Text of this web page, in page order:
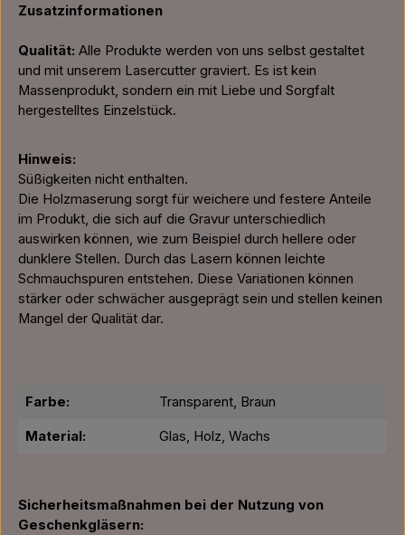
Zusatzinformationen
Qualität: Alle Produkte werden von uns selbst gestaltet
und mit unserem Lasercutter graviert. Es ist kein
Massenprodukt, sondern ein mit Liebe und Sorgfalt
hergestelltes Einzelstück.
Hinweis:
Süßigkeiten nicht enthalten.
Die Holzmaserung sorgt für weichere und festere Anteile
im Produkt, die sich auf die Gravur unterschiedlich
auswirken können, wie zum Beispiel durch hellere oder
dunklere Stellen. Durch das Lasern können leichte
Schmauchspuren entstehen. Diese Variationen können
stärker oder schwächer ausgeprägt sein und stellen keinen
Mangel der Qualität dar.
Farbe: Transparent, Braun
Material: Glas, Holz, Wachs
Sicherheitsmaßnahmen bei der Nutzung von
Geschenkgläsern: